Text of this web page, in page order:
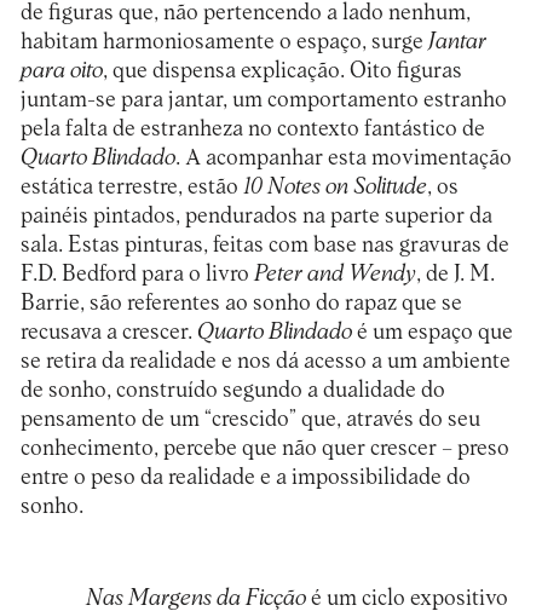
de figuras que, não pertencendo a lado nenhum,
habitam harmoniosamente o espaço, surge Jantar
para oito, que dispensa explicação. Oito figuras
juntam-se para jantar, um comportamento estranho
pela falta de estranheza no contexto fantástico de
Quarto Blindado. A acompanhar esta movimentação
estática terrestre, estão 10 Notes on Solitude, os
painéis pintados, pendurados na parte superior da
sala. Estas pinturas, feitas com base nas gravuras de
F.D. Bedford para o livroPeter and Wendy, de J. M.
Barrie, são referentes ao sonho do rapaz que se
recusava a crescer. Quarto Blindadoé um espaço que
se retira da realidade e nos dá acesso a um ambiente
de sonho, construído segundo a dualidade do
pensamento de um “crescido” que, através do seu
conhecimento, percebe que não quer crescer – preso
entre o peso da realidade e a impossibilidade do
sonho.
Nas Margens da Ficçãoé um ciclo expositivo